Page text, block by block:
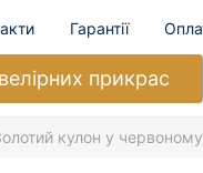
Гарантії
прикрас
кулон у